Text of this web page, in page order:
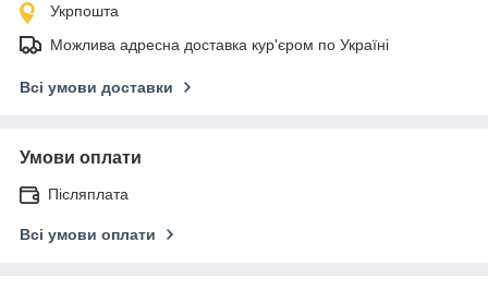
Укрпошта
Можлива адресна доставка кур'єром по Україні
Всі умови доставки
Умови оплати
Післяплата
Всі умови оплати